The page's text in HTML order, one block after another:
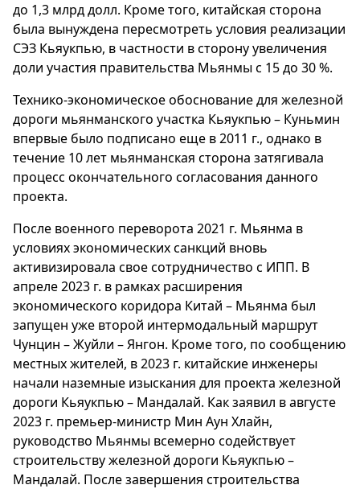
до 1,3 млрд долл. Кроме того, китайская сторона
была вынуждена пересмотреть условия реализации
СЭЗ Кьяукпью, в частности в сторону увеличения
доли участия правительства Мьянмы с 15 до 30 %.
Технико-экономическое обоснование для железной
дороги мьянманского участка Кьяукпью – Куньмин
впервые было подписано еще в 2011 г., однако в
течение 10 лет мьянманская сторона затягивала
процесс окончательного согласования данного
проекта.
После военного переворота 2021 г. Мьянма в
условиях экономических санкций вновь
активизировала свое сотрудничество с ИПП. В
апреле 2023 г. в рамках расширения
экономического коридора Китай – Мьянма был
запущен уже второй интермодальный маршрут
Чунцин – Жуйли – Янгон. Кроме того, по сообщению
местных жителей, в 2023 г. китайские инженеры
начали наземные изыскания для проекта железной
дороги Кьяукпью – Мандалай. Как заявил в августе
2023 г. премьер-министр Мин Аун Хлайн,
руководство Мьянмы всемерно содействует
строительству железной дороги Кьяукпью –
Мандалай. После завершения строительства